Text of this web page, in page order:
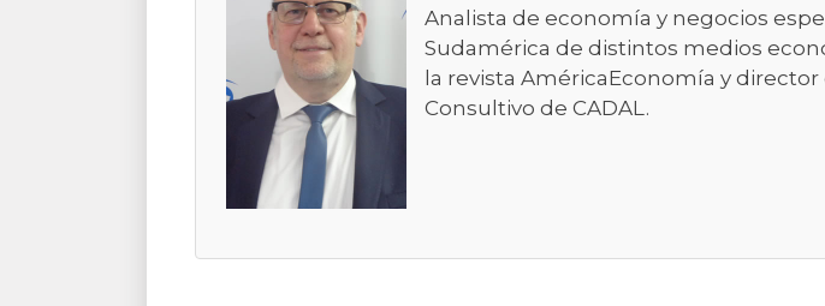
Analista de economía y negocios
Sudamérica de distintos medios
la revista AméricaEconomía y
Consultivo de CADAL.